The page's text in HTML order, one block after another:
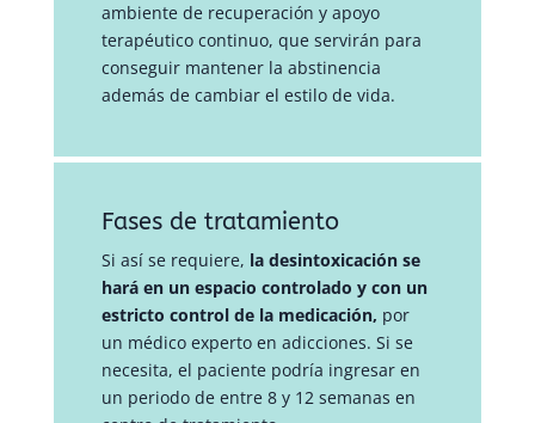
ambiente de recuperación y apoyo
terapéutico continuo, que servirán para
conseguir mantener la abstinencia
además de cambiar el estilo de vida.
Fases de tratamiento
Si así se requiere, la desintoxicación se
hará en un espacio controlado y con un
estricto control de la medicación, por
un médico experto en adicciones. Si se
necesita, el paciente podría ingresar en
un periodo de entre 8 y 12 semanas en